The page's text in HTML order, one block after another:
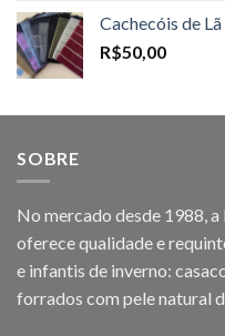
Cachecóis de Lã
R$50,00
SOBRE
No mercado desde 1988,
oferece qualidade e
e infantis de inverno:
forrados com pele natural